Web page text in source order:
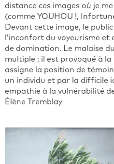
distance ces images où je
(comme YOUHOU !,
Devant cette image, le
l’inconfort du voyeurisme et
de domination. Le malaise
multiple ; il est provoqué à la
assigne la position de
un individu et par la difficile
empathie à la vulnérabilité
Élène Tremblay